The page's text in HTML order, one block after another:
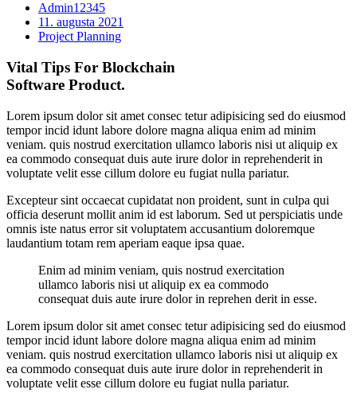
Admin12345
11. augusta 2021
Project Planning
Vital Tips For Blockchain
Software Product.
Lorem ipsum dolor sit amet consec tetur adipisicing sed do eiusmod
tempor incid idunt labore dolore magna aliqua enim ad minim
veniam. quis nostrud exercitation ullamco laboris nisi ut aliquip ex
ea commodo consequat duis aute irure dolor in reprehenderit in
voluptate velit esse cillum dolore eu fugiat nulla pariatur.
Excepteur sint occaecat cupidatat non proident, sunt in culpa qui
officia deserunt mollit anim id est laborum. Sed ut perspiciatis unde
omnis iste natus error sit voluptatem accusantium doloremque
laudantium totam rem aperiam eaque ipsa quae.
Enim ad minim veniam, quis nostrud exercitation
ullamco laboris nisi ut aliquip ex ea commodo
consequat duis aute irure dolor in reprehen derit in esse.
Lorem ipsum dolor sit amet consec tetur adipisicing sed do eiusmod
tempor incid idunt labore dolore magna aliqua enim ad minim
veniam. quis nostrud exercitation ullamco laboris nisi ut aliquip ex
ea commodo consequat duis aute irure dolor in reprehenderit in
voluptate velit esse cillum dolore eu fugiat nulla pariatur.